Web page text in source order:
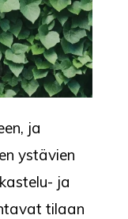
ja
ystävien
ja
tilaan